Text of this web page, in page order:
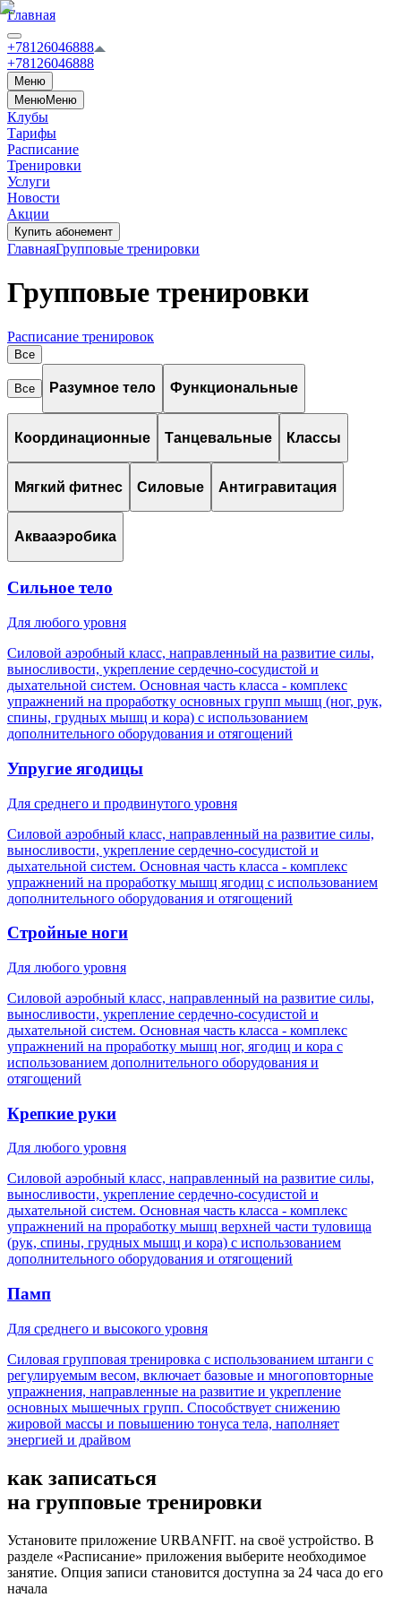
Главная
+78126046888
+78126046888
Меню
МенюМеню
Клубы
Тарифы
Расписание
Тренировки
Услуги
Новости
Акции
Купить абонемент
ГлавнаяГрупповые тренировки
Групповые тренировки
Расписание тренировок
Все
Все Разумное тело Функциональные
Координационные Танцевальные Классы
Мягкий фитнес Силовые Антигравитация
Аквааэробика
Сильное тело
Для любого уровня
Силовой аэробный класс, направленный на развитие силы,
выносливости, укрепление сердечно-сосудистой и
дыхательной систем. Основная часть класса - комплекс
упражнений на проработку основных групп мышц (ног, рук,
спины, грудных мышц и кора) с использованием
дополнительного оборудования и отягощений
Упругие ягодицы
Для среднего и продвинутого уровня
Силовой аэробный класс, направленный на развитие силы,
выносливости, укрепление сердечно-сосудистой и
дыхательной систем. Основная часть класса - комплекс
упражнений на проработку мышц ягодиц с использованием
дополнительного оборудования и отягощений
Стройные ноги
Для любого уровня
Силовой аэробный класс, направленный на развитие силы,
выносливости, укрепление сердечно-сосудистой и
дыхательной систем. Основная часть класса - комплекс
упражнений на проработку мышц ног, ягодиц и кора с
использованием дополнительного оборудования и
отягощений
Крепкие руки
Для любого уровня
Силовой аэробный класс, направленный на развитие силы,
выносливости, укрепление сердечно-сосудистой и
дыхательной систем. Основная часть класса - комплекс
упражнений на проработку мышц верхней части туловища
(рук, спины, грудных мышц и кора) с использованием
дополнительного оборудования и отягощений
Памп
Для среднего и высокого уровня
Силовая групповая тренировка с использованием штанги с
регулируемым весом, включает базовые и многоповторные
упражнения, направленные на развитие и укрепление
основных мышечных групп. Способствует снижению
жировой массы и повышению тонуса тела, наполняет
энергией и драйвом
как записаться
на групповые тренировки
Установите приложение URBANFIT. на своё устройство. В
разделе «Расписание» приложения выберите необходимое
занятие. Опция записи становится доступна за 24 часа до его
начала